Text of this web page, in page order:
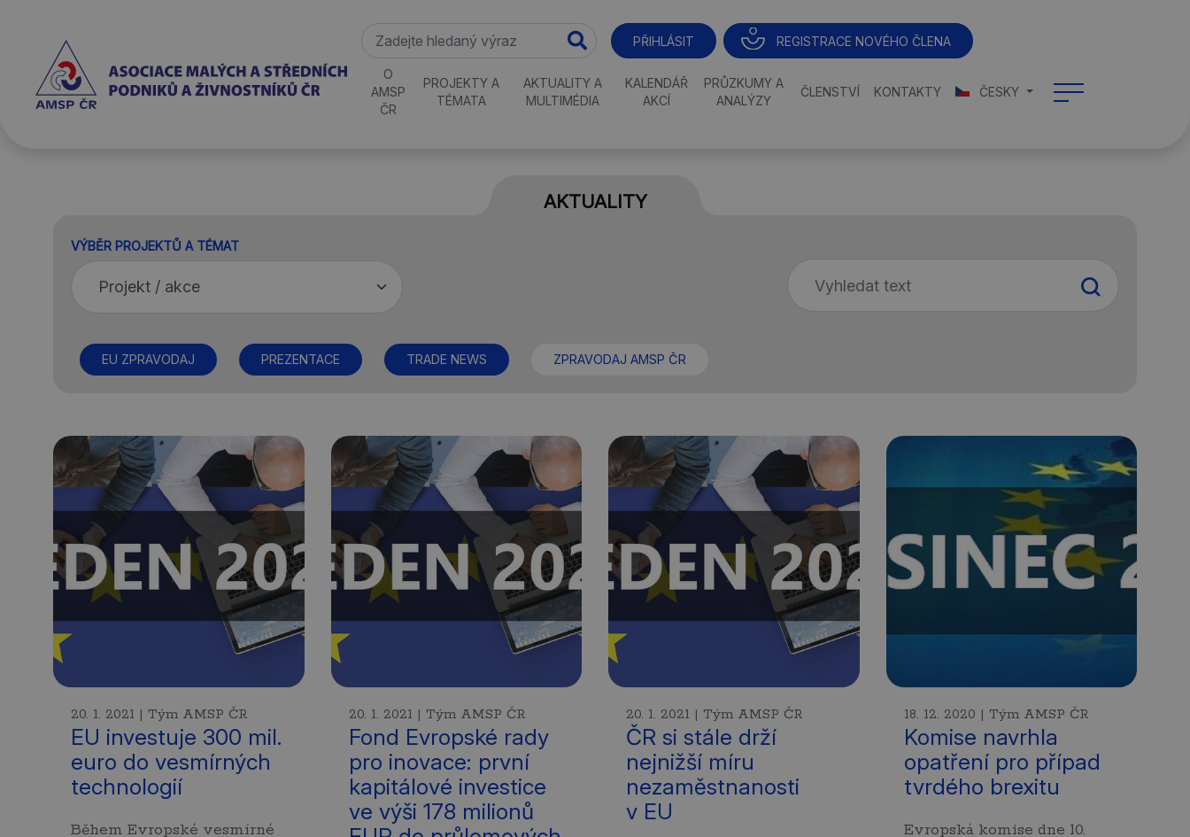
PŘIHLÁSIT REGISTRACE NOVÉHO ČLENA
O
AMSP
ČR
PROJEKTY A
TÉMATA
AKTUALITY A
MULTIMÉDIA
KALENDÁŘ
AKCÍ
PRŮZKUMY A
ANALÝZY
ČLENSTVÍ KONTAKTY ČESKY
AKTUALITY
VÝBĚR PROJEKTŮ A TÉMAT
EU ZPRAVODAJ PREZENTACE TRADE NEWS ZPRAVODAJ AMSP ČR
20. 1. 2021 | Tým AMSP ČR
EU investuje 300 mil.
euro do vesmírných
technologií
Během Evropské vesmírné
20. 1. 2021 | Tým AMSP ČR
Fond Evropské rady
pro inovace: první
kapitálové investice
ve výši 178 milionů
20. 1. 2021 | Tým AMSP ČR
ČR si stále drží
nejnižší míru
nezaměstnanosti
v EU
18. 12. 2020 | Tým AMSP ČR
Komise navrhla
opatření pro případ
tvrdého brexitu
Evropská komise dne 10.